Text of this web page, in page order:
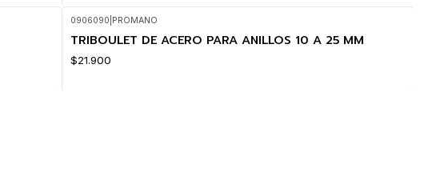
0906090 PROMANO
TRIBOULET DE ACERO PARA ANILLOS 10 A 25 MM
$21.900